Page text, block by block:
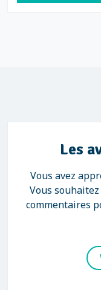
Les
Vous avez
Vous
commentaires